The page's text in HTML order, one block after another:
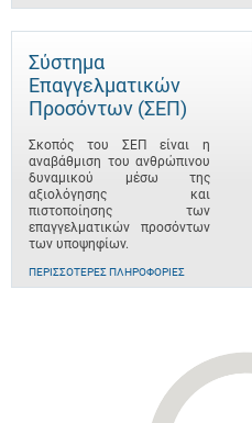
Σύστημα
Επαγγελματικών
Προσόντων (ΣΕΠ)
Σκοπός του ΣΕΠ είναι η
αναβάθμιση του ανθρώπινου
δυναμικού μέσω της
αξιολόγησης και
πιστοποίησης των
επαγγελματικών προσόντων
των υποψηφίων.
ΠΕΡΙΣΣΌΤΕΡΕΣ ΠΛΗΡΟΦΟΡΊΕΣ